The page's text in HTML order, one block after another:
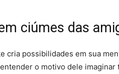
ciúmes das
cria possibilidades em sua
entender o motivo dele